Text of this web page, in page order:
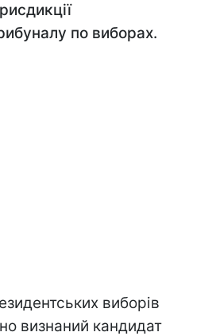
по виборах.
виборів
визнаний кандидат